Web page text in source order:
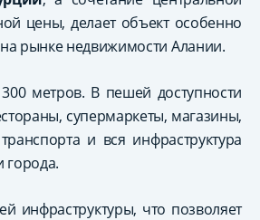
цены, делает объект особенно
рынке недвижимости Алании.
метров. В пешей доступности
супермаркеты, магазины,
и вся инфраструктура
города.
инфраструктуры, что позволяет